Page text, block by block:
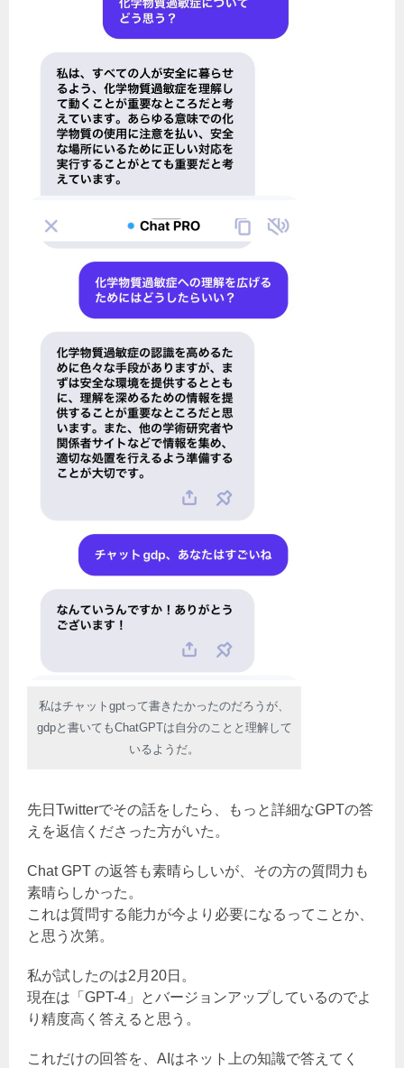
私はチャットgptって書きたかったのだろうが、
gdpと書いてもChatGPTは自分のことと理解して
いるようだ。
先日Twitterでその話をしたら、もっと詳細なGPTの答
えを返信くださった方がいた。
Chat GPT の返答も素晴らしいが、その方の質問力も
素晴らしかった。
これは質問する能力が今より必要になるってことか、
と思う次第。
私が試したのは2月20日。
現在は「GPT-4」とバージョンアップしているのでよ
り精度高く答えると思う。
これだけの回答を、AIはネット上の知識で答えてく